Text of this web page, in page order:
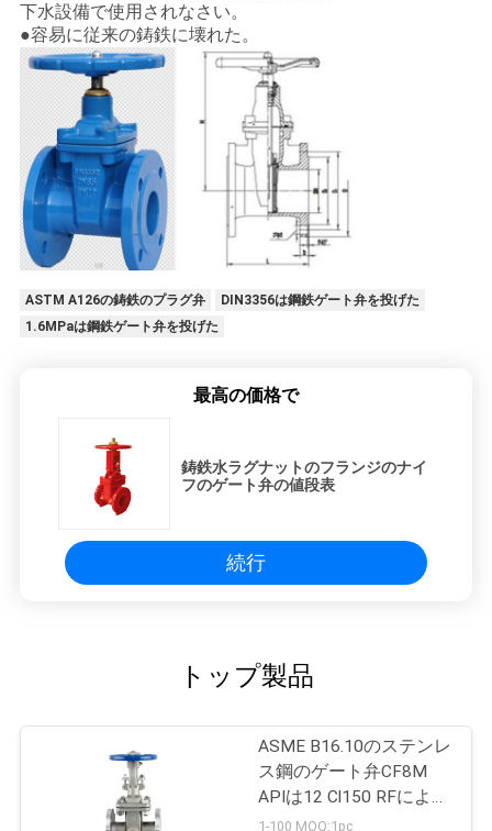
下水設備で使用されなさい。
●容易に従来の鋳鉄に壊れた。
ASTM A126の鋳鉄のプラグ弁
DIN3356は鋼鉄ゲート弁を投げた
1.6MPaは鋼鉄ゲート弁を投げた
最高の価格で
鋳鉄水ラグナットのフランジのナイ
フのゲート弁の値段表
続行
トップ製品
ASME B16.10のステンレ
ス鋼のゲート弁CF8M
APIは12 Cl150 RFによっ
てフランジを付けたよう
1-100 MOQ:1pc